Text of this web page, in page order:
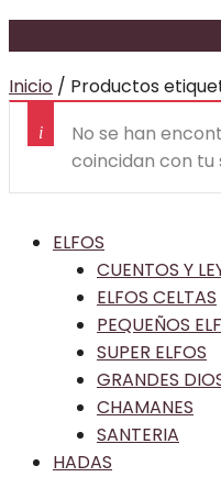
Inicio / Productos
No se han
coincidan con tu
ELFOS
CUENTOS Y
ELFOS CELTAS
PEQUEÑOS
SUPER ELFOS
GRANDES
CHAMANES
SANTERIA
HADAS